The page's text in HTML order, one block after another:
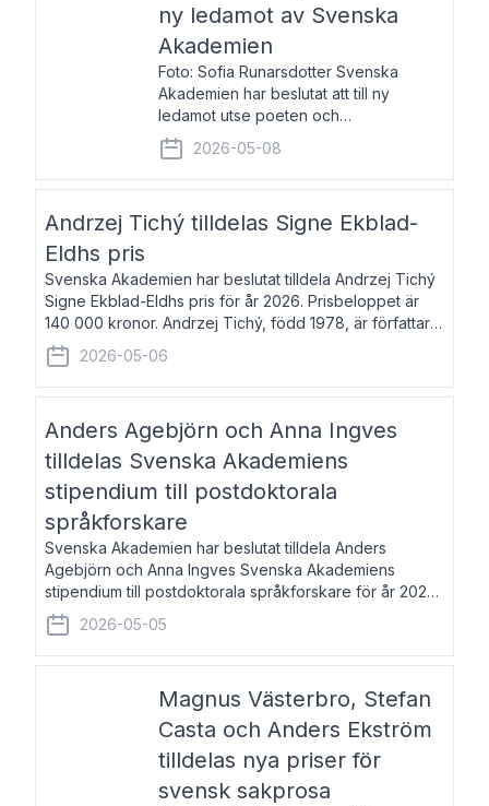
ny ledamot av Svenska
Akademien
Foto: Sofia Runarsdotter Svenska
Akademien har beslutat att till ny
ledamot utse poeten och
litteraturkritikern Anna Hallberg. Hon
efterträder poeten Tua Forsström på
stol 18 och kommer att ta sitt inträde vid
2026-05-08
Andrzej Tichý tilldelas Signe Ekblad-
Eldhs pris
Svenska Akademien har beslutat tilldela Andrzej Tichý
Signe Ekblad-Eldhs pris för år 2026. Prisbeloppet är
140 000 kronor. Andrzej Tichý, född 1978, är författare
och kulturskribent. Han debuterade 2005 med den
lovordade romanen Sex liter l
2026-05-06
Anders Agebjörn och Anna Ingves
tilldelas Svenska Akademiens
stipendium till postdoktorala
språkforskare
Svenska Akademien har beslutat tilldela Anders
Agebjörn och Anna Ingves Svenska Akademiens
stipendium till postdoktorala språkforskare för år 2026.
Stipendiebeloppet är 75 000 kronor per mottagare.
Anders Agebjörn, född 1984, är universitet
2026-05-05
Magnus Västerbro, Stefan
Casta och Anders Ekström
tilldelas nya priser för
svensk sakprosa